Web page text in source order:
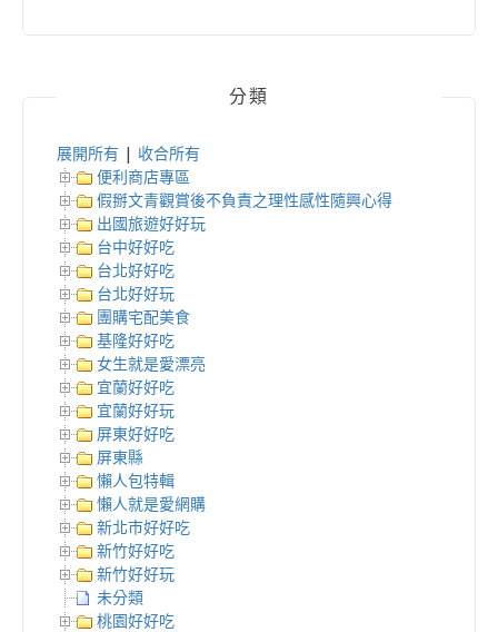
分類
展開所有
收合所有
便利商店專區
假掰文青觀賞後不負責之理性感性隨興心得
出國旅遊好好玩
台中好好吃
台北好好吃
台北好好玩
團購宅配美食
基隆好好吃
女生就是愛漂亮
宜蘭好好吃
宜蘭好好玩
屏東好好吃
屏東縣
懶人包特輯
懶人就是愛網購
新北市好好吃
新竹好好吃
新竹好好玩
未分類
桃園好好吃